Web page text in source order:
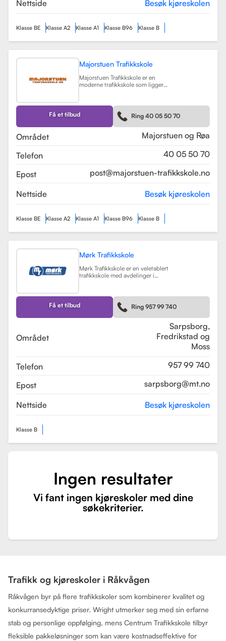
Nettside Besøk kjøreskolen
Klasse BE Klasse A2 Klasse A1 Klasse B96 Klasse B
Majorstuen Trafikkskole
Majorstuen Trafikkskole er en
moderne trafikkskole som ligger
etablert i 2015 og har raskt blitt
kjent for sin høye kvalitet på
opplæring. Alle instruktørene er
pedagogisk utdannet fra Nord
Universitet og Met Universitet, noe
som sikrer en profesjonell og trygg
Få et tilbud Ring 40 05 50 70
Området
Majorstuen og Røa
Telefon
40 05 50 70
Epost
post@majorstuen-trafikkskole.no
Nettside Besøk kjøreskolen
Klasse BE Klasse A2 Klasse A1 Klasse B96 Klasse B
Mørk Trafikkskole
Mørk Trafikkskole er en veletablert
trafikkskole med avdelinger i
på undervisningen, og har fått
positive tilbakemeldinger fra elever,
med vurderinger som 5.0 i
Sarpsborg og 4.4 i Fredrikstad.
Få et tilbud Ring 957 99 740
Området
Sarpsborg,
Fredrikstad og
Moss
Telefon
957 99 740
Epost
sarpsborg@mt.no
Nettside Besøk kjøreskolen
Klasse B
Ingen resultater
Vi fant ingen kjøreskoler med dine
søkekriterier.
Trafikk og kjøreskoler i Råkvågen
Råkvågen byr på flere trafikkskoler som kombinerer kvalitet og
konkurransedyktige priser. Wright utmerker seg med sin erfarne
stab og personlige oppfølging, mens Centrum Trafikkskole tilbyr
fleksible pakkeløsninger som kan være kostnadseffektive for